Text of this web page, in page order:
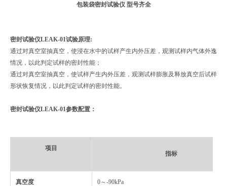
包装袋密封试验仪型号齐全
密封试验仪LEAK-01试验原理:
通过对真空室抽真空，使浸在水中的试样产生内外压差，观测试样内气体外逸
情况，以此判定试样的密封性能；
通过对真空室抽真空，使试样产生内外压差，观测试样膨胀及释放真空后试样
形状恢复情况，以此判定试样的密封性能。
密封试验仪LEAK-01参数配置：
项目
指标
真空度 0～-90kPa